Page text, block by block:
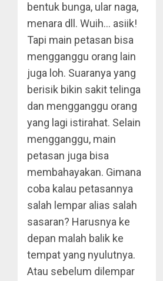
bentuk bunga, ular naga,
menara dll. Wuih… asiik!
Tapi main petasan bisa
mengganggu orang lain
juga loh. Suaranya yang
berisik bikin sakit telinga
dan mengganggu orang
yang lagi istirahat. Selain
mengganggu, main
petasan juga bisa
membahayakan. Gimana
coba kalau petasannya
salah lempar alias salah
sasaran? Harusnya ke
depan malah balik ke
tempat yang nyulutnya.
Atau sebelum dilempar